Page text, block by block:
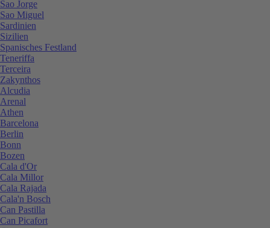
Sao Jorge
Sao Miguel
Sardinien
Sizilien
Spanisches Festland
Teneriffa
Terceira
Zakynthos
Alcudia
Arenal
Athen
Barcelona
Berlin
Bonn
Bozen
Cala d'Or
Cala Millor
Cala Rajada
Cala'n Bosch
Can Pastilla
Can Picafort